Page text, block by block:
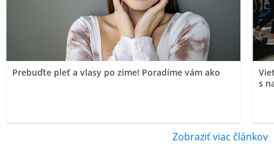
Prebuďte pleť a vlasy po zime! Poradíme vám ako
s
Zobraziť viac článkov